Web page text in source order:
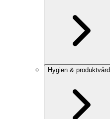
Hygien & produktvård